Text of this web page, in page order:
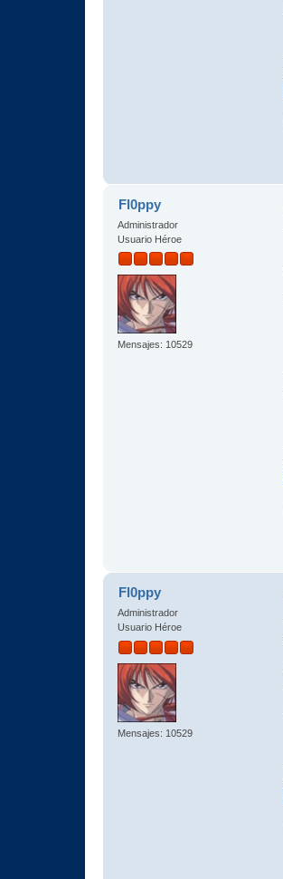
Fl0ppy
Administrador
Usuario Héroe
Mensajes: 10529
Fl0ppy
Administrador
Usuario Héroe
Mensajes: 10529